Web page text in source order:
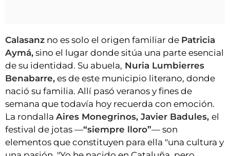
CLUB DEL AMIGO MILITANTE
INICIAR SESIÓN
Calasanz no es solo el origen familiar de Patricia
Aymá, sino el lugar donde sitúa una parte esencial
de su identidad. Su abuela, Nuria Lumbierres
Benabarre, es de este municipio literano, donde
nació su familia. Allí pasó veranos y fines de
semana que todavía hoy recuerda con emoción.
La rondalla Aires Monegrinos, Javier Badules, el
festival de jotas —“siempre lloro”— son
elementos que constituyen para ella "una cultura y